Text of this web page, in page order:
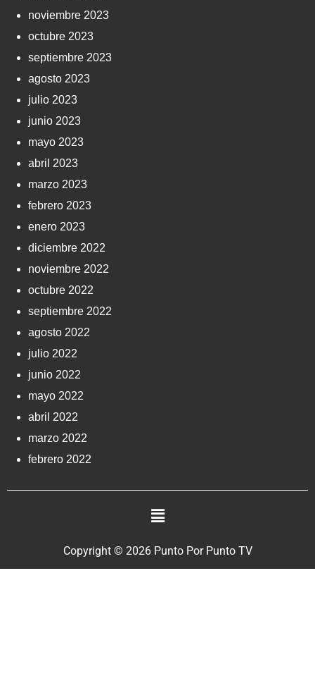
noviembre 2023
octubre 2023
septiembre 2023
agosto 2023
julio 2023
junio 2023
mayo 2023
abril 2023
marzo 2023
febrero 2023
enero 2023
diciembre 2022
noviembre 2022
octubre 2022
septiembre 2022
agosto 2022
julio 2022
junio 2022
mayo 2022
abril 2022
marzo 2022
febrero 2022
Copyright © 2026 Punto Por Punto TV